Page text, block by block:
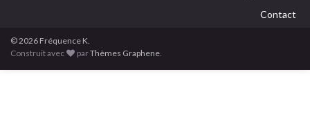
Contact
© 2026 Fréquence K.
Construit avec
parThèmes Graphene